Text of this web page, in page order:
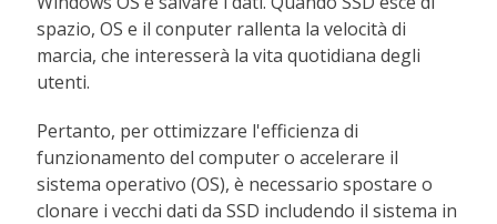
spazio, OS e il conputer rallenta la velocità di
marcia, che interesserà la vita quotidiana degli
utenti.
Pertanto, per ottimizzare l'efficienza di
funzionamento del computer o accelerare il
sistema operativo (OS), è necessario spostare o
clonare i vecchi dati da SSD includendo il sistema in